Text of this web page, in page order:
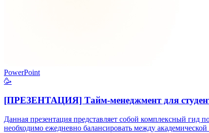
PowerPoint
🥳
[ПРЕЗЕНТАЦИЯ] Тайм-менеджмент для
Данная презентация представляет собой комплексный гид
необходимо ежедневно балансировать между